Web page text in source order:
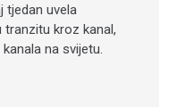
tjedan uvela
kroz kanal,
na svijetu.